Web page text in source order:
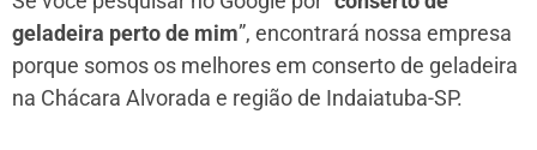
geladeira perto de mim”, encontrará nossa empresa
porque somos os melhores em conserto de geladeira
na Chácara Alvorada e região de Indaiatuba-SP.